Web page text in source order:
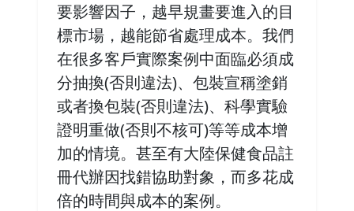
要影響因子，越早規畫要進入的目
標市場，越能節省處理成本。我們
在很多客戶實際案例中面臨必須成
分抽換(否則違法)、包裝宣稱塗銷
或者換包裝(否則違法)、科學實驗
證明重做(否則不核可)等等成本增
加的情境。甚至有大陸保健食品註
冊代辦因找錯協助對象，而多花成
倍的時間與成本的案例。